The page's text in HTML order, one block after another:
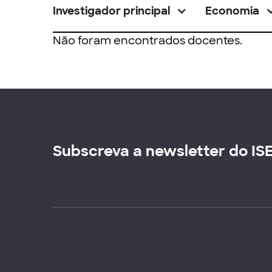
Investigador principal Economia
Não foram encontrados docentes.
Subscreva a newsletter do